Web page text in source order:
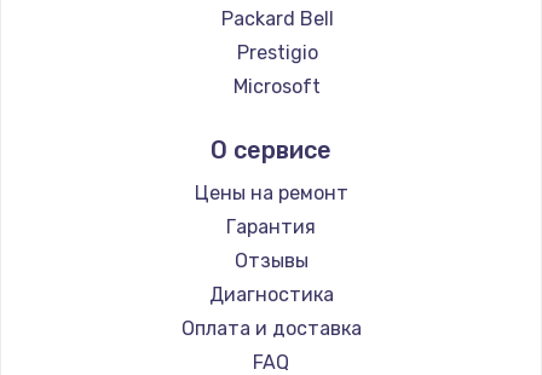
Ремонт ноутбуков Evga
Ремонт ноутбуков Google
Ремонт ноутбуков Echips
Ремонт ноутбуков Predator
Ремонт ноутбуков iru
Ремонт ноутбуков Machenike
Ремонт ноутбуков DEXP
Ремонт ноутбуков Teclast
Ремонт ноутбуков CHUWI
Ремонт ноутбуков Colorful
Packard Bell
Prestigio
Microsoft
Aquarius
Gigabyte
Aorus
Maibenben
Getac
Epson
Philips
О сервисе
Цены на ремонт
Гарантия
Отзывы
Диагностика
Оплата и доставка
FAQ